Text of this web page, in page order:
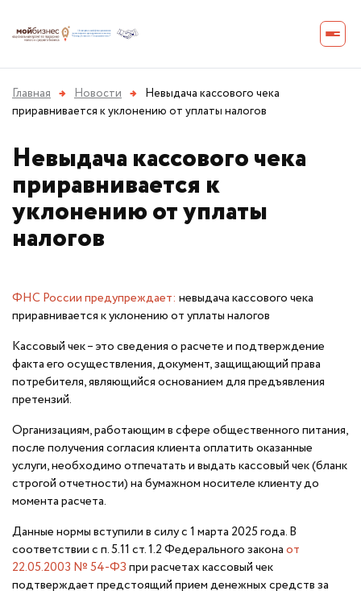
Главная → Новости → Невыдача кассового чека
приравнивается к уклонению от уплаты налогов
Невыдача кассового чека
приравнивается к
уклонению от уплаты
налогов
ФНС России предупреждает: невыдача кассового чека
приравнивается к уклонению от уплаты налогов
Кассовый чек – это сведения о расчете и подтверждение
факта его осуществления, документ, защищающий права
потребителя, являющийся основанием для предъявления
претензий.
Организациям, работающим в сфере общественного питания,
после получения согласия клиента оплатить оказанные
услуги, необходимо отпечатать и выдать кассовый чек (бланк
строгой отчетности) на бумажном носителе клиенту до
момента расчета.
Данные нормы вступили в силу с 1 марта 2025 года. В
соответствии с п. 5.11 ст. 1.2 Федерального законаот
22.05.2003 № 54-ФЗпри расчетах кассовый чек
подтверждает предстоящий прием денежных средств за